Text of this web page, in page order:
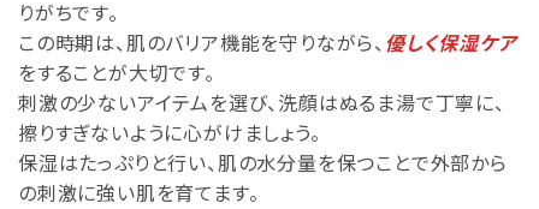
りがちです。
この時期は、肌のバリア機能を守りながら、 優しく保湿ケア
をすることが大切です。
刺激の少ないアイテムを選び、洗顔はぬるま湯で丁寧に、
擦りすぎないように心がけましょう。
保湿はたっぷりと行い、肌の水分量を保つことで外部から
の刺激に強い肌を育てます。